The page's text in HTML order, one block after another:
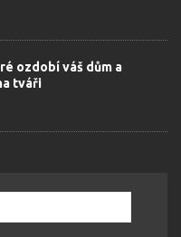
ozdobí váš dům a
tváři